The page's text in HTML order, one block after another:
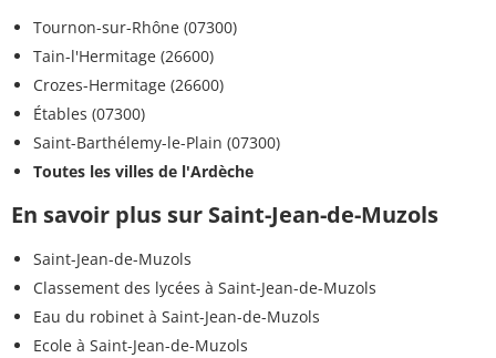
Tournon-sur-Rhône (07300)
Tain-l'Hermitage (26600)
Crozes-Hermitage (26600)
Étables (07300)
Saint-Barthélemy-le-Plain (07300)
Toutes les villes de l'Ardèche
En savoir plus sur Saint-Jean-de-Muzols
Saint-Jean-de-Muzols
Classement des lycées à Saint-Jean-de-Muzols
Eau du robinet à Saint-Jean-de-Muzols
Ecole à Saint-Jean-de-Muzols